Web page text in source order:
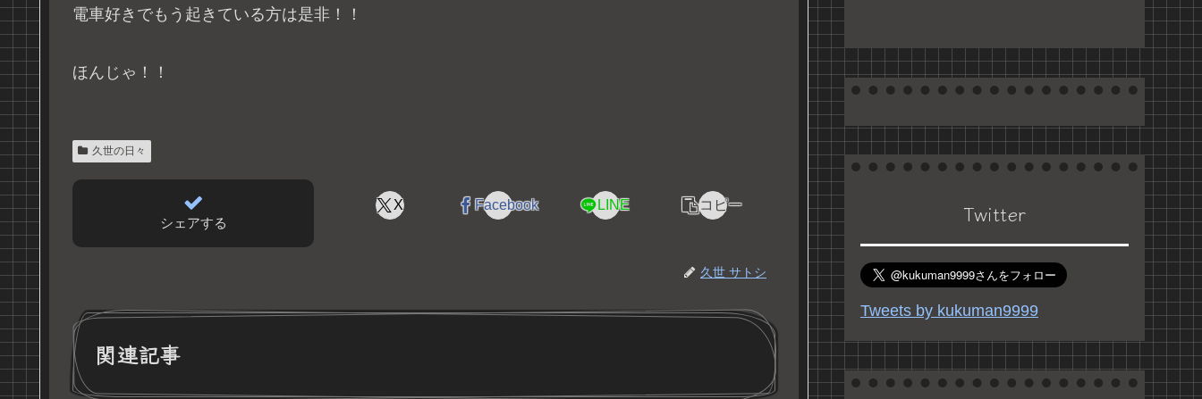
電車好きでもう起きている方は是非！！
ほんじゃ！！
久世の日々
シェアする
X Facebook LINE コピー
久世 サトシ
関連記事
Twitter
Tweets by kukuman9999